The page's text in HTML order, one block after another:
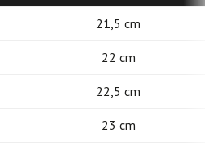
21,5 cm
22 cm
22,5 cm
23 cm